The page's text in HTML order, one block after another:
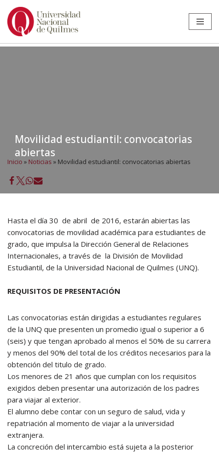
Ir
Movilidad estudiantil: convocatorias
abiertas
Inicio » Noticias » Movilidad estudiantil: convocatorias abiertas
Hasta el día 30 de abril de 2016, estarán abiertas las
convocatorias de movilidad académica para estudiantes de
grado, que impulsa la Dirección General de Relaciones
Internacionales, a través de la División de Movilidad
Estudiantil, de la Universidad Nacional de Quilmes (UNQ).
REQUISITOS DE PRESENTACIÓN
Las convocatorias están dirigidas a estudiantes regulares
de la UNQ que presenten un promedio igual o superior a 6
(seis) y que tengan aprobado al menos el 50% de su carrera
y menos del 90% del total de los créditos necesarios para la
obtención del titulo de grado.
Los menores de 21 años que cumplan con los requisitos
exigidos deben presentar una autorización de los padres
para viajar al exterior.
El alumno debe contar con un seguro de salud, vida y
repatriación al momento de viajar a la universidad
extranjera.
La concreción del intercambio está sujeta a la posterior